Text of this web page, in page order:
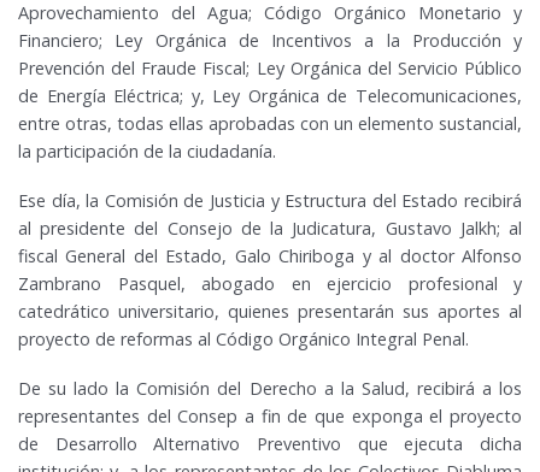
Aprovechamiento del Agua; Código Orgánico Monetario y
Financiero; Ley Orgánica de Incentivos a la Producción y
Prevención del Fraude Fiscal; Ley Orgánica del Servicio Público
de Energía Eléctrica; y, Ley Orgánica de Telecomunicaciones,
entre otras, todas ellas aprobadas con un elemento sustancial,
la participación de la ciudadanía.
Ese día, la Comisión de Justicia y Estructura del Estado recibirá
al presidente del Consejo de la Judicatura, Gustavo Jalkh; al
fiscal General del Estado, Galo Chiriboga y al doctor Alfonso
Zambrano Pasquel, abogado en ejercicio profesional y
catedrático universitario, quienes presentarán sus aportes al
proyecto de reformas al Código Orgánico Integral Penal.
De su lado la Comisión del Derecho a la Salud, recibirá a los
representantes del Consep a fin de que exponga el proyecto
de Desarrollo Alternativo Preventivo que ejecuta dicha